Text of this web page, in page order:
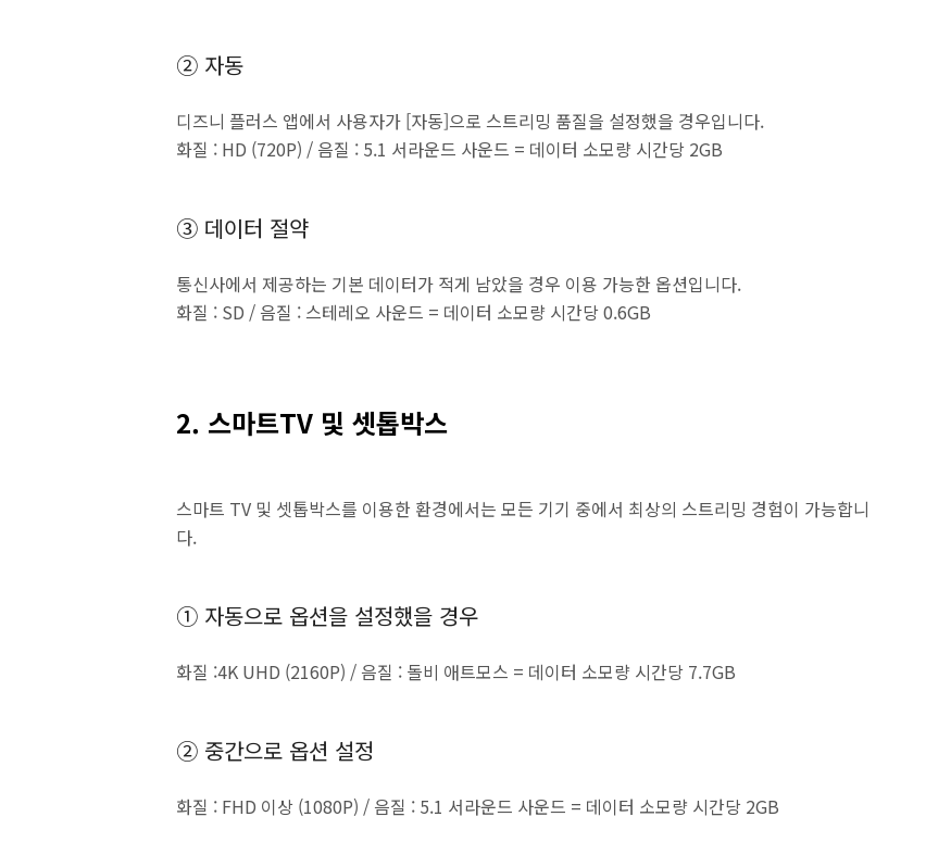
② 자동
디즈니 플러스 앱에서 사용자가 [자동]으로 스트리밍 품질을 설정했을 경우입니다.
화질 : HD (720P) / 음질 : 5.1 서라운드 사운드 = 데이터 소모량 시간당 2GB
③ 데이터 절약
통신사에서 제공하는 기본 데이터가 적게 남았을 경우 이용 가능한 옵션입니다.
화질 : SD / 음질 : 스테레오 사운드 = 데이터 소모량 시간당 0.6GB
2. 스마트TV 및 셋톱박스
스마트 TV 및 셋톱박스를 이용한 환경에서는 모든 기기 중에서 최상의 스트리밍 경험이 가능합니
다.
① 자동으로 옵션을 설정했을 경우
화질 :4K UHD (2160P) / 음질 : 돌비 애트모스 = 데이터 소모량 시간당 7.7GB
② 중간으로 옵션 설정
화질 : FHD 이상 (1080P) / 음질 : 5.1 서라운드 사운드 = 데이터 소모량 시간당 2GB